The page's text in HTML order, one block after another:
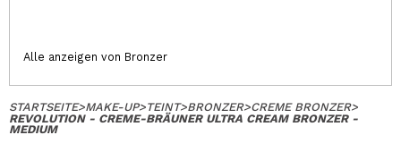
Alle anzeigen von Bronzer
STARTSEITE>MAKE-UP>TEINT>BRONZER>CREME BRONZER>
REVOLUTION - CREME-BRÄUNER ULTRA CREAM BRONZER -
MEDIUM